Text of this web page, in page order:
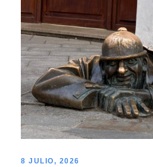
8 JULIO, 2026